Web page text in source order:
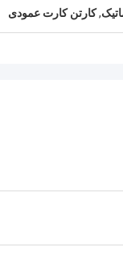
,کارتن کارت عمودی